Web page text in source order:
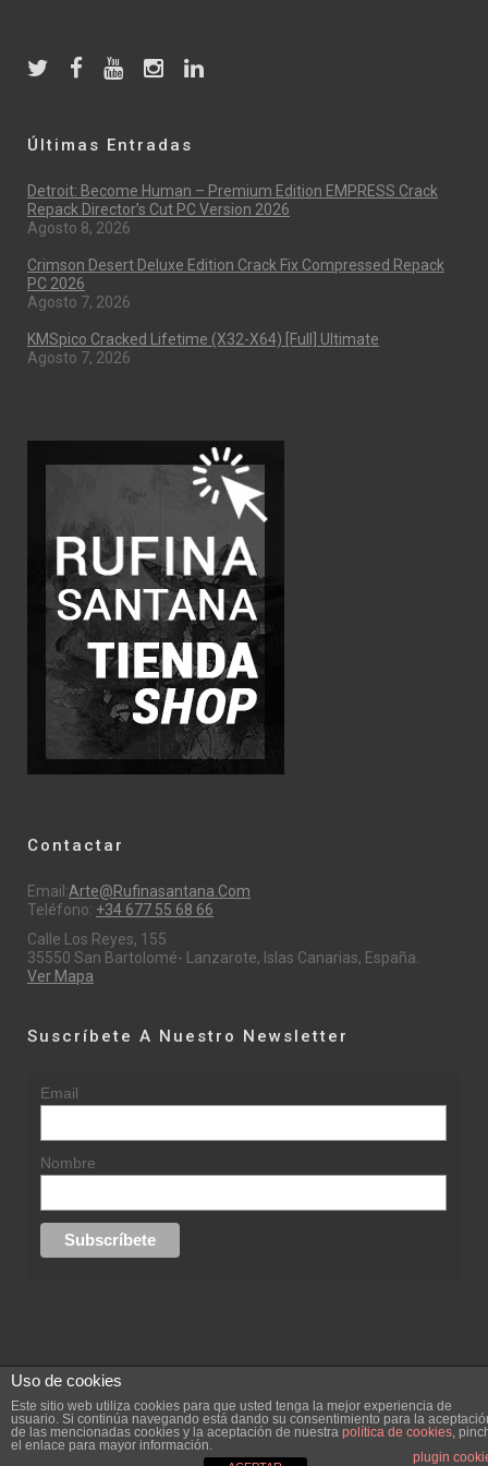
Últimas Entradas
Detroit: Become Human – Premium Edition EMPRESS Crack
Repack Director’s Cut PC Version 2026
Agosto 8, 2026
Crimson Desert Deluxe Edition Crack Fix Compressed Repack
PC 2026
Agosto 7, 2026
KMSpico Cracked Lifetime (x32-X64) [Full] Ultimate
Agosto 7, 2026
Contactar
Email:Arte@rufinasantana.com
Teléfono: +34 677 55 68 66
Calle Los Reyes, 155
35550 San Bartolomé- Lanzarote, Islas Canarias, España.
Ver Mapa
Suscríbete A Nuestro Newsletter
Email
Nombre
replica rolex datejust replica rolex day date
Creada por
Uso de cookies
Este sitio web utiliza cookies para que usted tenga la mejor experiencia de
usuario. Si continúa navegando está dando su consentimiento para la
de las mencionadas cookies y la aceptación de nuestra política de cookies,
el enlace para mayor información.
plugin